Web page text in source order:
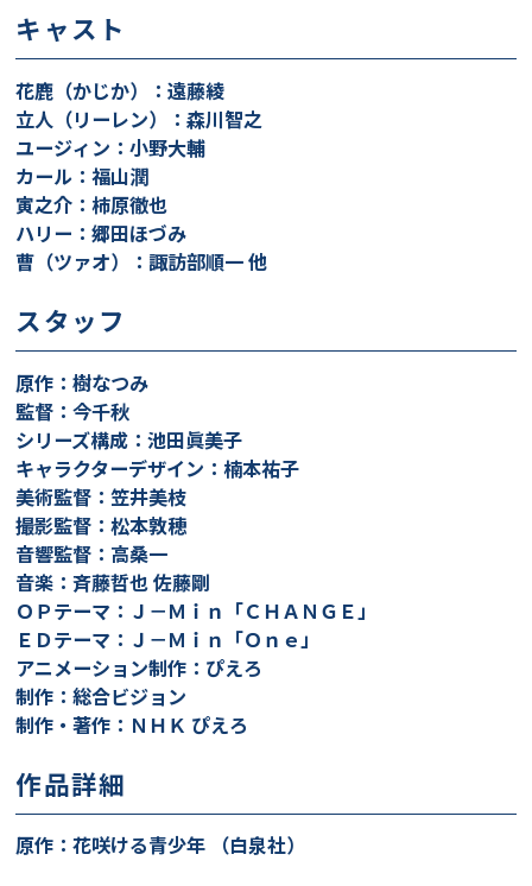
キャスト
花鹿（かじか）：遠藤綾
立人（リーレン）：森川智之
ユージィン：小野大輔
カール：福山潤
寅之介：柿原徹也
ハリー：郷田ほづみ
曹（ツァオ）：諏訪部順一 他
スタッフ
原作：樹なつみ
監督：今千秋
シリーズ構成：池田眞美子
キャラクターデザイン：楠本祐子
美術監督：笠井美枝
撮影監督：松本敦穂
音響監督：高桑一
音楽：斉藤哲也 佐藤剛
ＯＰテーマ：Ｊ－Ｍｉｎ「ＣＨＡＮＧＥ」
ＥＤテーマ：Ｊ－Ｍｉｎ「Ｏｎｅ」
アニメーション制作：ぴえろ
制作：総合ビジョン
制作・著作：ＮＨＫ ぴえろ
作品詳細
原作：花咲ける青少年 （白泉社）